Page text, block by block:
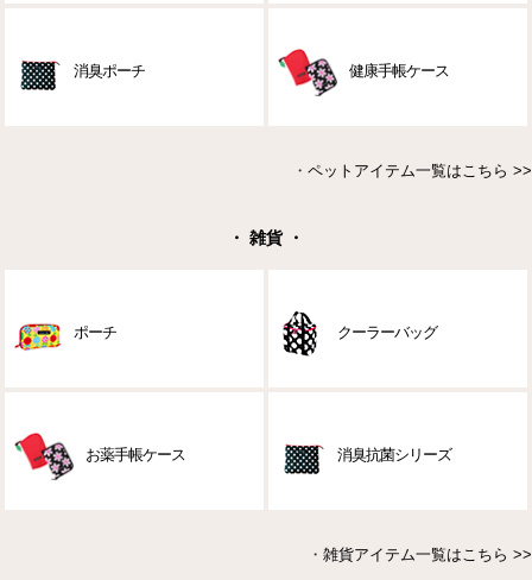
消臭ポーチ 健康手帳ケース
・ ペットアイテム一覧はこちら >>
・ 雑貨 ・
ポーチ クーラーバッグ
お薬手帳ケース 消臭抗菌シリーズ
・ 雑貨アイテム一覧はこちら >>